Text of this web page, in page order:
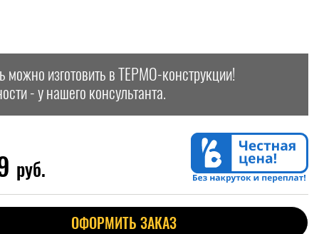
можно изготовить в ТЕРМО-конструкции!
- у нашего консультанта.
руб.
ОФОРМИТЬ ЗАКАЗ